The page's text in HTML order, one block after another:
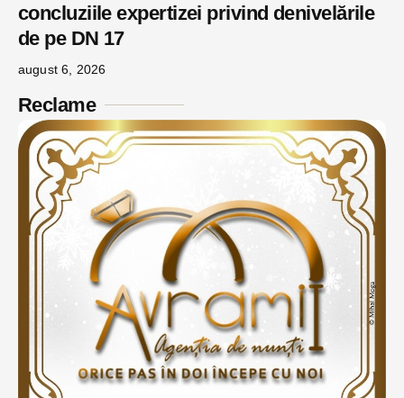
concluziile expertizei privind denivelările
de pe DN 17
august 6, 2026
Reclame